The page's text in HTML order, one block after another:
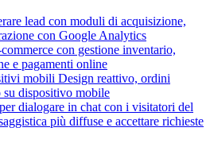
lead con moduli di acquisizione,
con Google Analytics
con gestione inventario,
e pagamenti online
mobili Design reattivo, ordini
dispositivo mobile
dialogare in chat con i visitatori del
più diffuse e accettare richieste